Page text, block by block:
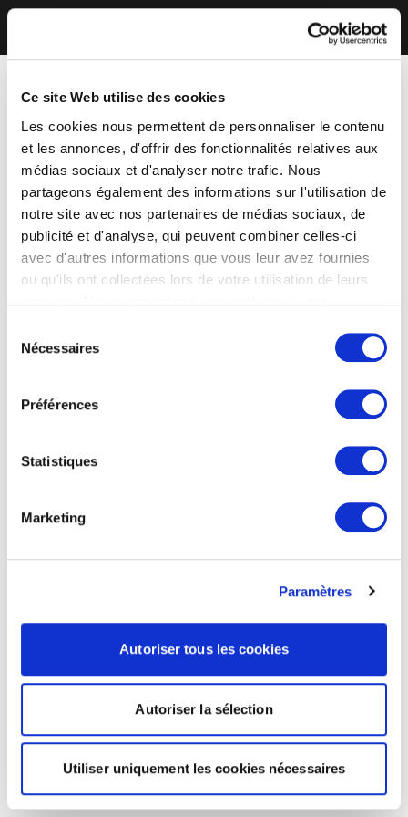
Ce site Web utilise des cookies
Les cookies nous permettent de personnaliser le contenu
et les annonces, d'offrir des fonctionnalités relatives aux
médias sociaux et d'analyser notre trafic. Nous
partageons également des informations sur l'utilisation de
notre site avec nos partenaires de médias sociaux, de
publicité et d'analyse, qui peuvent combiner celles-ci
avec d'autres informations que vous leur avez fournies
ou qu'ils ont collectées lors de votre utilisation de leurs
Nécessaires
Préférences
Statistiques
Marketing
Paramètres
Autoriser tous les cookies
Autoriser la sélection
Utiliser uniquement les cookies nécessaires